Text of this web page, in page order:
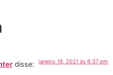
disse: janeiro 19, 2021 às 6:37 pm